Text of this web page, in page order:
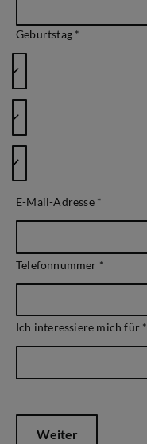
Geburtstag *
E-Mail-Adresse *
Telefonnummer *
Ich interessiere mich für *
Weiter